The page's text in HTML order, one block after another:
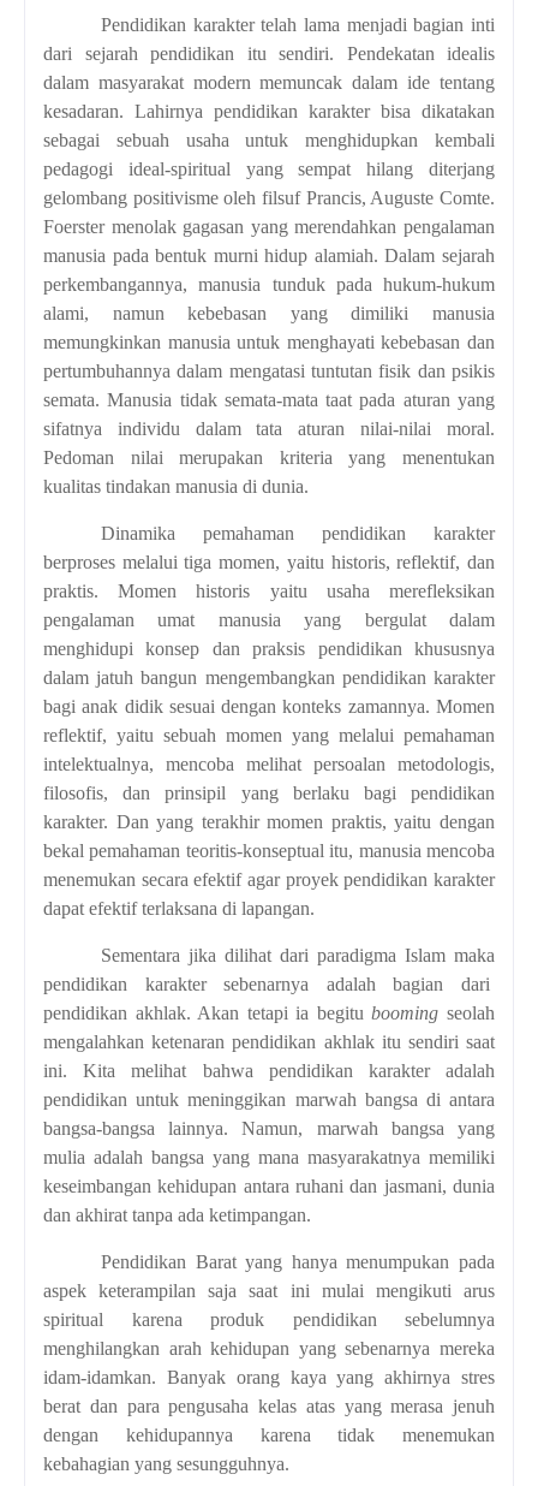
Pendidikan karakter telah lama menjadi bagian inti
dari sejarah pendidikan itu sendiri. Pendekatan idealis
dalam masyarakat modern memuncak dalam ide tentang
kesadaran. Lahirnya pendidikan karakter bisa dikatakan
sebagai sebuah usaha untuk menghidupkan kembali
pedagogi ideal-spiritual yang sempat hilang diterjang
gelombang positivisme oleh filsuf Prancis, Auguste Comte.
Foerster menolak gagasan yang merendahkan pengalaman
manusia pada bentuk murni hidup alamiah. Dalam sejarah
perkembangannya, manusia tunduk pada hukum-hukum
alami, namun kebebasan yang dimiliki manusia
memungkinkan manusia untuk menghayati kebebasan dan
pertumbuhannya dalam mengatasi tuntutan fisik dan psikis
semata. Manusia tidak semata-mata taat pada aturan yang
sifatnya individu dalam tata aturan nilai-nilai moral.
Pedoman nilai merupakan kriteria yang menentukan
kualitas tindakan manusia di dunia.
Dinamika pemahaman pendidikan karakter
berproses melalui tiga momen, yaitu historis, reflektif, dan
praktis. Momen historis yaitu usaha merefleksikan
pengalaman umat manusia yang bergulat dalam
menghidupi konsep dan praksis pendidikan khususnya
dalam jatuh bangun mengembangkan pendidikan karakter
bagi anak didik sesuai dengan konteks zamannya. Momen
reflektif, yaitu sebuah momen yang melalui pemahaman
intelektualnya, mencoba melihat persoalan metodologis,
filosofis, dan prinsipil yang berlaku bagi pendidikan
karakter. Dan yang terakhir momen praktis, yaitu dengan
bekal pemahaman teoritis-konseptual itu, manusia mencoba
menemukan secara efektif agar proyek pendidikan karakter
dapat efektif terlaksana di lapangan.
Sementara jika dilihat dari paradigma Islam maka
pendidikan karakter sebenarnya adalah bagian dari
pendidikan akhlak. Akan tetapi ia begitubooming seolah
mengalahkan ketenaran pendidikan akhlak itu sendiri saat
ini. Kita melihat bahwa pendidikan karakter adalah
pendidikan untuk meninggikan marwah bangsa di antara
bangsa-bangsa lainnya. Namun, marwah bangsa yang
mulia adalah bangsa yang mana masyarakatnya memiliki
keseimbangan kehidupan antara ruhani dan jasmani, dunia
dan akhirat tanpa ada ketimpangan.
Pendidikan Barat yang hanya menumpukan pada
aspek keterampilan saja saat ini mulai mengikuti arus
spiritual karena produk pendidikan sebelumnya
menghilangkan arah kehidupan yang sebenarnya mereka
idam-idamkan. Banyak orang kaya yang akhirnya stres
berat dan para pengusaha kelas atas yang merasa jenuh
dengan kehidupannya karena tidak menemukan
kebahagian yang sesungguhnya.